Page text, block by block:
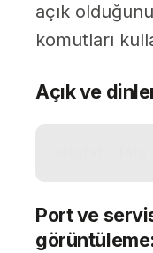
açık
komutları
Açık ve
Port ve